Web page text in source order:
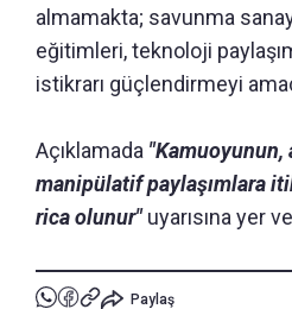
almamakta; savunma
eğitimleri, teknoloji
istikrarı güçlendirmeyi
Açıklamada "Kamuoyunun,
manipülatif paylaşımlara
rica olunur"uyarısına yer
Paylaş